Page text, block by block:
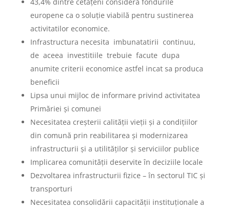
europene ca o soluție viabilă pentru sustinerea
activitatilor economice.
Infrastructura necesita imbunatatirii continuu,
de aceea investitiile trebuie facute dupa
anumite criterii economice astfel incat sa produca
beneficii
Lipsa unui mijloc de informare privind activitatea
Primăriei și comunei
Necesitatea creșterii calității vieții și a condițiilor
din comună prin reabilitarea și modernizarea
infrastructurii și a utilităților și serviciilor publice
Implicarea comunității deservite în deciziile locale
Dezvoltarea infrastructurii fizice – în sectorul TIC și
transporturi
Necesitatea consolidării capacității instituționale a